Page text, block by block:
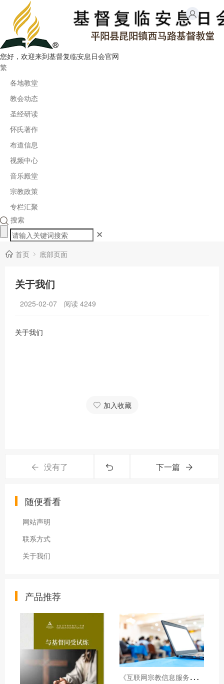
您好，欢迎来到基督复临安息日会官网
繁
各地教堂
教会动态
圣经研读
怀氏著作
布道信息
视频中心
音乐殿堂
宗教政策
专栏汇聚
搜索
首页 底部页面
关于我们
2025-02-07 阅读 4249
关于我们
加入收藏
没有了 下一篇
随便看看
网站声明
联系方式
关于我们
产品推荐
《
互联网宗教信息服务许可证》培训资料汇总（视频）